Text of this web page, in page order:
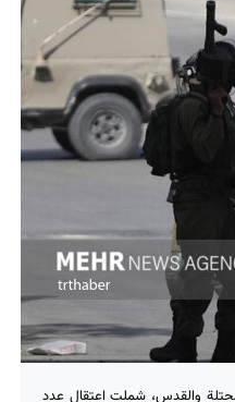
والقدس، شملت اعتقال عدد